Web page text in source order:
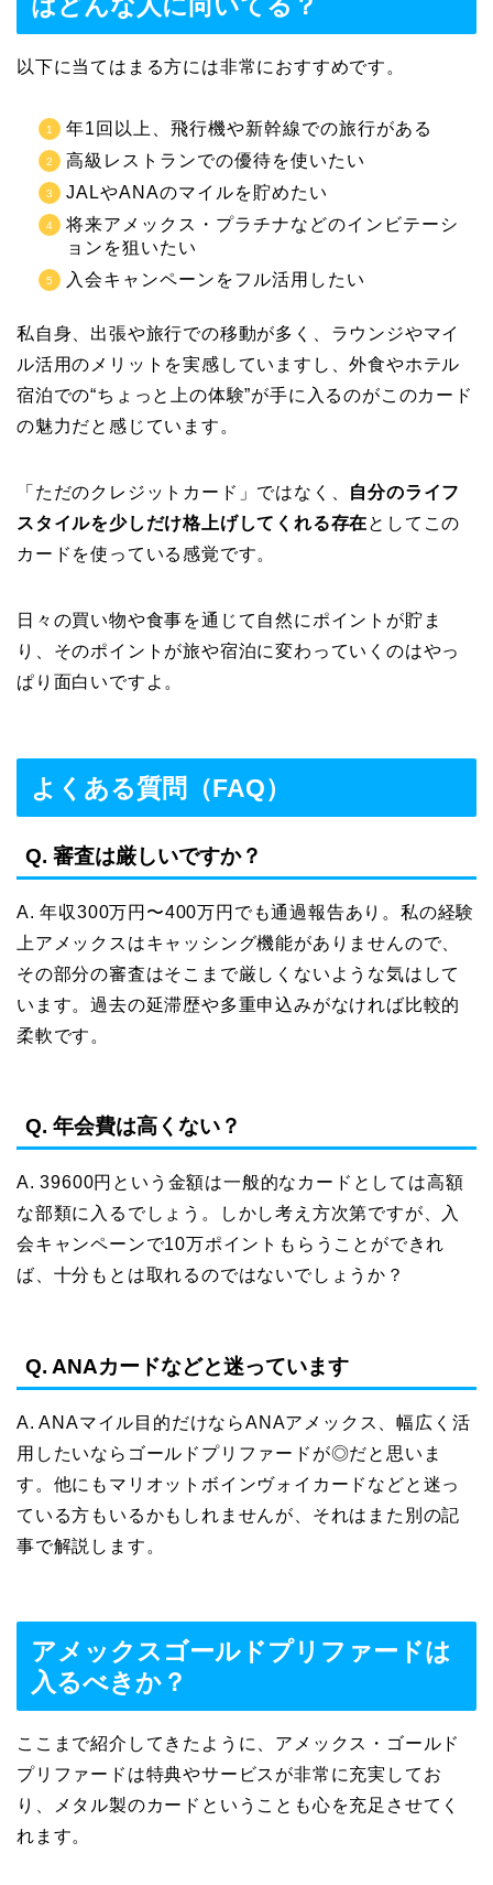
以下に当てはまる方には非常におすすめです。
年1回以上、飛行機や新幹線での旅行がある
高級レストランでの優待を使いたい
JALやANAのマイルを貯めたい
将来アメックス・プラチナなどのインビテーシ
ョンを狙いたい
入会キャンペーンをフル活用したい
私自身、出張や旅行での移動が多く、ラウンジやマイ
ル活用のメリットを実感していますし、外食やホテル
宿泊での“ちょっと上の体験”が手に入るのがこのカード
の魅力だと感じています。
「ただのクレジットカード」ではなく、 自分のライフ
スタイルを少しだけ格上げしてくれる存在としてこの
カードを使っている感覚です。
日々の買い物や食事を通じて自然にポイントが貯ま
り、そのポイントが旅や宿泊に変わっていくのはやっ
ぱり面白いですよ。
よくある質問（FAQ）
Q. 審査は厳しいですか？
A. 年収300万円〜400万円でも通過報告あり。私の経験
上アメックスはキャッシング機能がありませんので、
その部分の審査はそこまで厳しくないような気はして
います。過去の延滞歴や多重申込みがなければ比較的
柔軟です。
Q. 年会費は高くない？
A. 39600円という金額は一般的なカードとしては高額
な部類に入るでしょう。しかし考え方次第ですが、入
会キャンペーンで10万ポイントもらうことができれ
ば、十分もとは取れるのではないでしょうか？
Q. ANAカードなどと迷っています
A. ANAマイル目的だけならANAアメックス、幅広く活
用したいならゴールドプリファードが◎だと思いま
す。他にもマリオットボインヴォイカードなどと迷っ
ている方もいるかもしれませんが、それはまた別の記
事で解説します。
アメックスゴールドプリファードは
入るべきか？
ここまで紹介してきたように、アメックス・ゴールド
プリファードは特典やサービスが非常に充実してお
り、
メタル製のカードということも心を充足させてく
れます。